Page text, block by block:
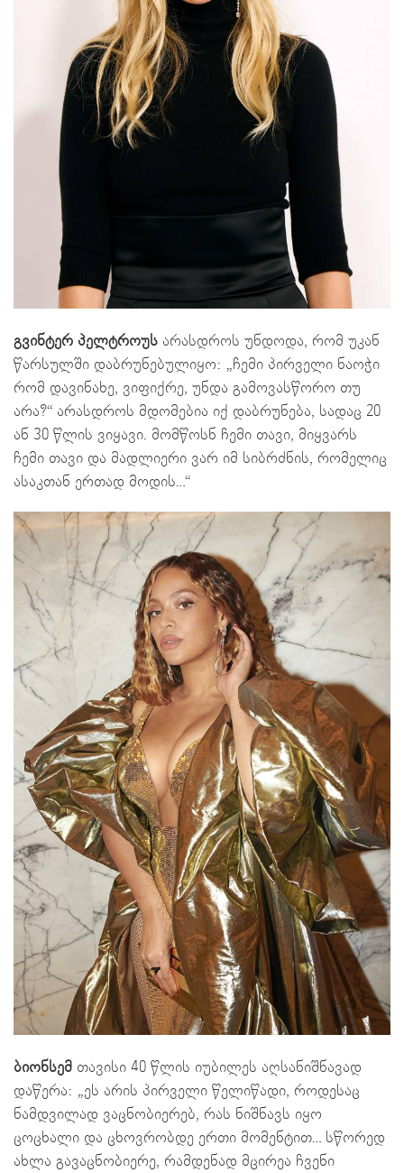
გვინტერ პელტროუს არასდროს უნდოდა, რომ უკან
წარსულში დაბრუნებულიყო: „ჩემი პირველი ნაოჭი
რომ დავინახე, ვიფიქრე, უნდა გამოვასწორო თუ
არა?“ არასდროს მდომებია იქ დაბრუნება, სადაც 20
ან 30 წლის ვიყავი. მომწოსნ ჩემი თავი, მიყვარს
ჩემი თავი და მადლიერი ვარ იმ სიბრძნის, რომელიც
ასაკთან ერთად მოდის…“
ბიონსემ თავისი 40 წლის იუბილეს აღსანიშნავად
დაწერა: „ეს არის პირველი წელიწადი, როდესაც
ნამდვილად ვაცნობიერებ, რას ნიშნავს იყო
ცოცხალი და ცხოვრობდე ერთი მომენტით… სწორედ
ახლა გავაცნობიერე, რამდენად მცირეა ჩვენი